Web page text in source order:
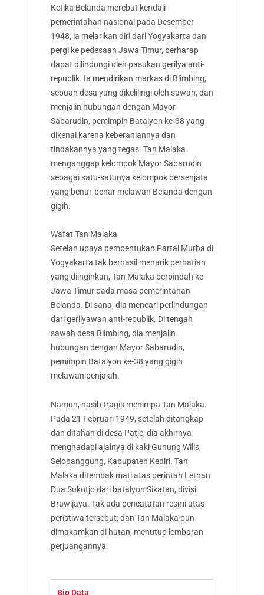
Ketika Belanda merebut kendali
pemerintahan nasional pada Desember
1948, ia melarikan diri dari Yogyakarta dan
pergi ke pedesaan Jawa Timur, berharap
dapat dilindungi oleh pasukan gerilya anti-
republik. Ia mendirikan markas di Blimbing,
sebuah desa yang dikelilingi oleh sawah, dan
menjalin hubungan dengan Mayor
Sabarudin, pemimpin Batalyon ke-38 yang
dikenal karena keberaniannya dan
tindakannya yang tegas. Tan Malaka
menganggap kelompok Mayor Sabarudin
sebagai satu-satunya kelompok bersenjata
yang benar-benar melawan Belanda dengan
gigih.
Wafat Tan Malaka
Setelah upaya pembentukan Partai Murba di
Yogyakarta tak berhasil menarik perhatian
yang diinginkan, Tan Malaka berpindah ke
Jawa Timur pada masa pemerintahan
Belanda. Di sana, dia mencari perlindungan
dari gerilyawan anti-republik. Di tengah
sawah desa Blimbing, dia menjalin
hubungan dengan Mayor Sabarudin,
pemimpin Batalyon ke-38 yang gigih
melawan penjajah.
Namun, nasib tragis menimpa Tan Malaka.
Pada 21 Februari 1949, setelah ditangkap
dan ditahan di desa Patje, dia akhirnya
menghadapi ajalnya di kaki Gunung Wilis,
Selopanggung, Kabupaten Kediri. Tan
Malaka ditembak mati atas perintah Letnan
Dua Sukotjo dari batalyon Sikatan, divisi
Brawijaya. Tak ada pencatatan resmi atas
peristiwa tersebut, dan Tan Malaka pun
dimakamkan di hutan, menutup lembaran
perjuangannya.
Bio Data